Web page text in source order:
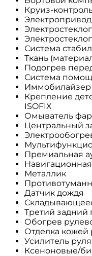
Круиз-
Система
Ткань
Подогрев
Система
Иммобилайзер
Крепление
ISOFIX
Омыватель фар
Центральный
Премиальная
Металлик
Датчик дождя
Третий задний
Обогрев
Отделка кожей
Усилитель руля
Ксеноновые/